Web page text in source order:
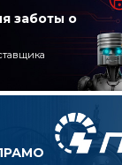
заботы о